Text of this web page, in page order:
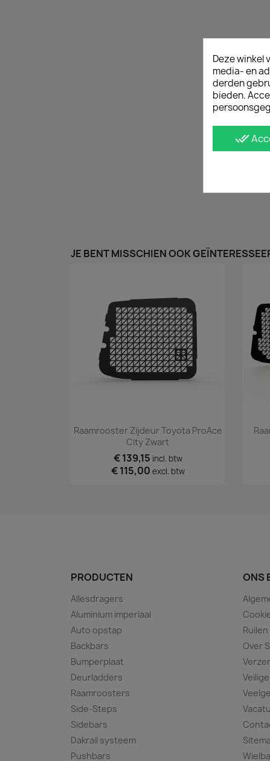
JE BENT MISSCHIEN OOK
Snel bekijken
Raamrooster Zijdeur Toyota ProAce
City Zwart
€ 139,15 incl. btw
€ 115,00 excl. btw
PRODUCTEN
Allesdragers
Aluminium imperiaal
Auto opstap
Backbars
Bumperplaat
Deurladders
Raamroosters
Side-Steps
Sidebars
Dakrail systeem
Pushbars
ONS
Over
Deze winkel
media- en
derden
bieden.
done_all